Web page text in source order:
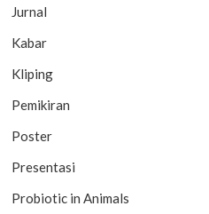
Jurnal
Kabar
Kliping
Pemikiran
Poster
Presentasi
Probiotic in Animals